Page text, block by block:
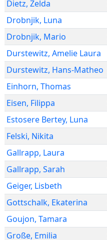
Dietz, Zelda
Drobnjik, Luna
Drobnjik, Mario
Durstewitz, Amelie Laura
Durstewitz, Hans-Matheo
Einhorn, Thomas
Eisen, Filippa
Estosere Bertey, Luna
Felski, Nikita
Gallrapp, Laura
Gallrapp, Sarah
Geiger, Lisbeth
Gottschalk, Ekaterina
Goujon, Tamara
Große, Emilia